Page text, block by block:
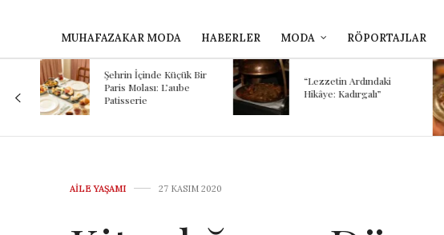
MUHAFAZAKAR MODA HABERLER MODA RÖPORTAJLAR
“Lezzetin Ardındaki
Hikâye: Kadırgalı”
Binlerce Yıllık Bir Sofra:
Şef Kayhan Tarhan ile
AILE YAŞAMI 27 KASIM 2020